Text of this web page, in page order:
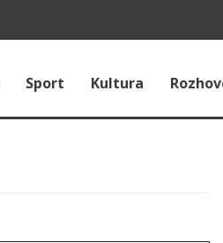
Sport Kultura